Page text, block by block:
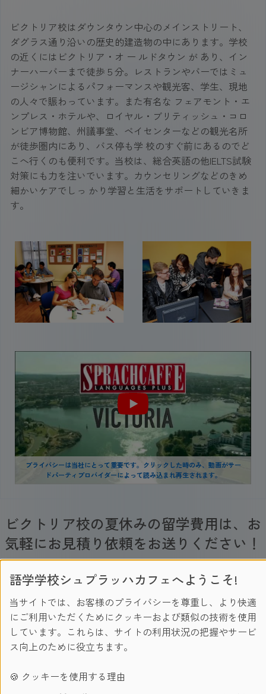
ビクトリア校はダウンタウン中心のメインストリート、
ダグラス通り沿いの歴史的建造物の中にあります。学校
の近くにはビクトリア・オ ー ルドタウン が あり、イン
ナーハーバーまで徒歩５分。レストランやバーではミュ
ージシャンによるパフォーマンスや観光客、学生、現地
の人々で賑わっています。また有名な フェアモント・エ
ンプレス・ホテルや、ロイヤル・ブリティッシュ・コロ
ンビア博物館、州議事堂、ベイセンターなどの観光名所
が徒歩圏内にあり、バス停も学 校のすぐ前にあるのでど
こへ行くのも便利です。当校は、総合英語の他IELTS試験
対策にも力を注いでいます。カウンセリングなどのきめ
細かいケアでしっ かり学習と生活をサポートしていきま
す。
プライバシーは当社にとって重要です。クリックした時のみ、動画がサー
ドパーティプロバイダーによって読み込まれ再生されます。
ビクトリア校の夏休みの留学費用は、お
気軽にお見積り依頼をお送りください！
カルガリー ロッキー山脈の美しい山々
カルガリーとは
語学学校シュプラッハカフェへようこそ!
当サイトでは、お客様のプライバシーを尊重し、より快適
にご利用いただくためにクッキーおよび類似の技術を使用
しています。これらは、サイトの利用状況の把握やサービ
ス向上のために役立ちます。
🍪 クッキーを使用する理由